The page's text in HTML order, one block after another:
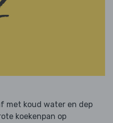
met koud water en dep
koekenpan op